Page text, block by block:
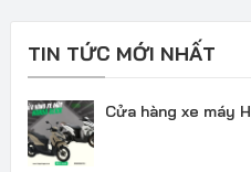
TIN TỨC MỚI NHẤT
Cửa hàng xe máy